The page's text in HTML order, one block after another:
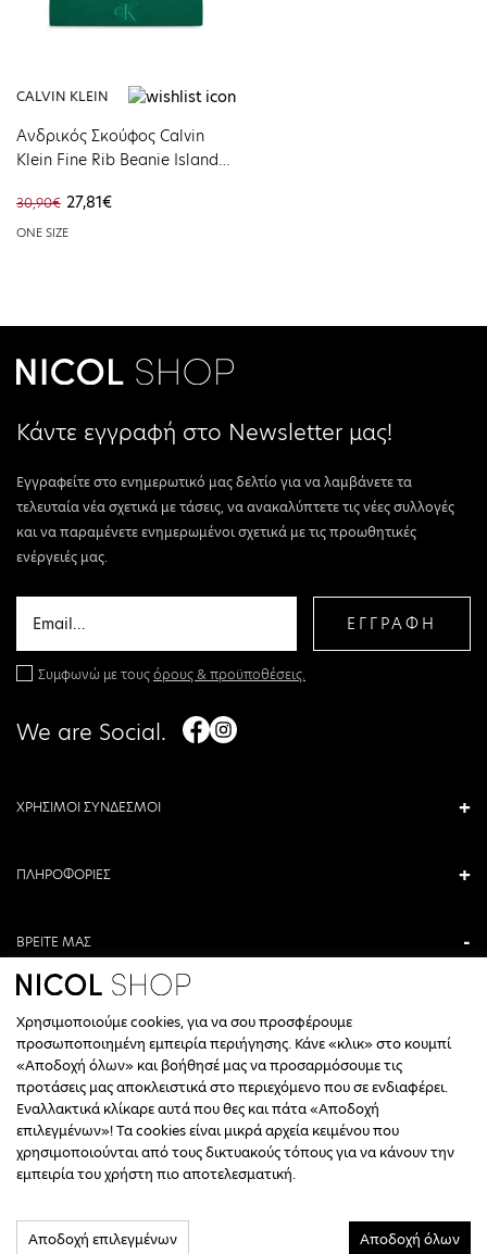
CALVIN KLEIN
Ανδρικός Σκούφος Calvin
Klein Fine Rib Beanie Islander
30,90€ 27,81€
ONE SIZE
Κάντε εγγραφή στο Newsletter μας!
Εγγραφείτε στο ενημερωτικό μας δελτίο για να λαμβάνετε τα
τελευταία νέα σχετικά με τάσεις, να ανακαλύπτετε τις νέες συλλογές
και να παραμένετε ενημερωμένοι σχετικά με τις προωθητικές
ενέργειές μας.
ΕΓΓΡΑΦΗ
Συμφωνώ με τουςόρους & προϋποθέσεις.
We are Social.
ΧΡΗΣΙΜΟΙ ΣΥΝΔΕΣΜΟΙ
ΠΛΗΡΟΦΟΡΙΕΣ
ΒΡΕΙΤΕ ΜΑΣ
ΑΝΤΩΝΙΟΥ ΚΑΜΑΡΑ 3, ΒΕΡΟΙΑ, ΕΛΛΑΔΑ
+30 23310 76336
ΩΡΑΡΙΟ ΤΗΛΕΦΩΝΙΚΟΥ ΚΕΝΤΡΟΥ
ΔΕΥΤΕΡΑ, ΤΕΤΑΡΤΗ: 09:00 - 14:30
ΤΡΙΤΗ, ΠΕΜΠΤΗ, ΠΑΡΑΣΚΕΥΗ: 09:30 - 14:00 & 17:30 - 21:00
ΣΑΒΒΑΤΟ: 09:30 - 14:30
Χρησιμοποιούμε cookies, για να σου προσφέρουμε
προσωποποιημένη εμπειρία περιήγησης. Κάνε «κλικ» στο κουμπί
«Αποδοχή όλων» και βοήθησέ μας να προσαρμόσουμε τις
προτάσεις μας αποκλειστικά στο περιεχόμενο που σε ενδιαφέρει.
Εναλλακτικά κλίκαρε αυτά που θες και πάτα «Αποδοχή
επιλεγμένων»! Τα cookies είναι μικρά αρχεία κειμένου που
χρησιμοποιούνται από τους δικτυακούς τόπους για να κάνουν την
εμπειρία του χρήστη πιο αποτελεσματική.
Αποδοχή επιλεγμένων Αποδοχή όλων